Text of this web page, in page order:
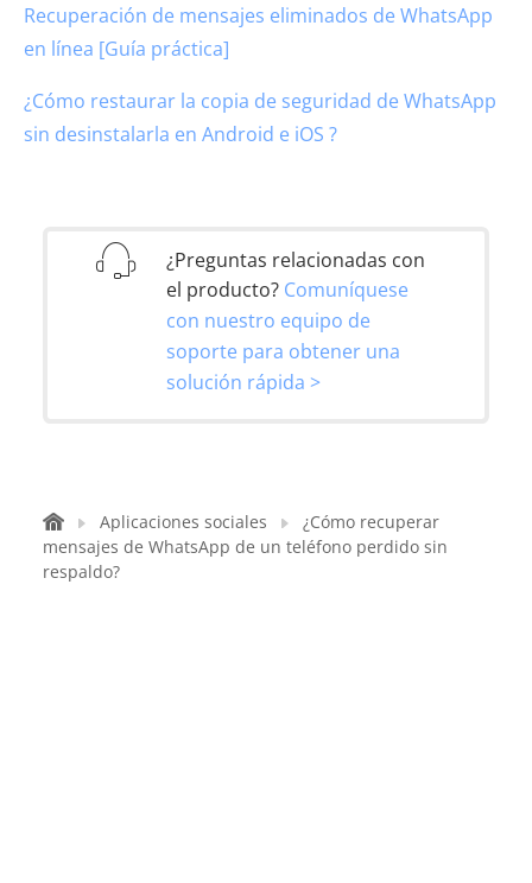
Recuperación de mensajes eliminados de WhatsApp
en línea [Guía práctica]
¿Cómo restaurar la copia de seguridad de WhatsApp
sin desinstalarla en Android e iOS ?
¿Preguntas relacionadas con
el producto? Comuníquese
con nuestro equipo de
soporte para obtener una
solución rápida >
Aplicaciones sociales
¿Cómo recuperar
mensajes de WhatsApp de un teléfono perdido sin
respaldo?